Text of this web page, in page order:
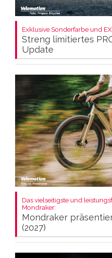
Exklusive Sonderfarbe und
Streng limitiertes
Update
Das vielseitigste und
Mondraker:
Mondraker
(2027)